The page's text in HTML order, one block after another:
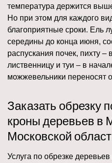
температура держится
Но при этом для каждого
благоприятные сроки. Ель
середины до конца июня,
распускания почек, пихту
лиственницу и туи – в
можжевельники переносят
Заказать обрезку
кроны деревьев в
Московской
Услуга по обрезке